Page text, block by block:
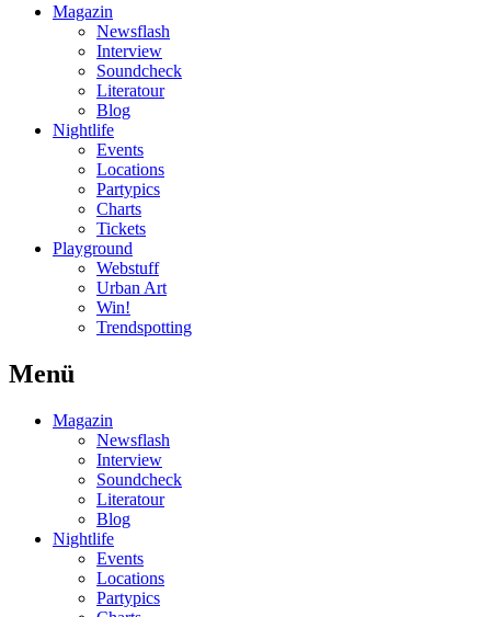
Magazin
Newsflash
Interview
Soundcheck
Literatour
Blog
Nightlife
Events
Locations
Partypics
Charts
Tickets
Playground
Webstuff
Urban Art
Win!
Trendspotting
Menü
Magazin
Newsflash
Interview
Soundcheck
Literatour
Blog
Nightlife
Events
Locations
Partypics